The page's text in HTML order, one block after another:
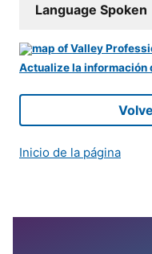
Language Spoken
Actualize la información
Inicio de la página